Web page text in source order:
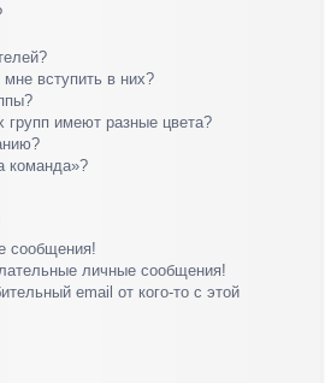
мне вступить в них?
групп имеют разные цвета?
команда»?
сообщения!
личные сообщения!
email от кого-то с этой